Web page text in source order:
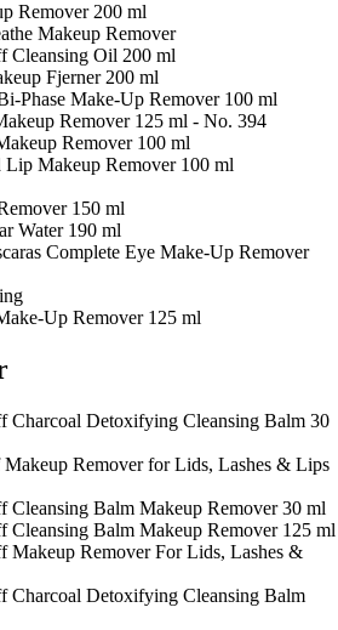
Remover 200 ml
Makeup Remover
Cleansing Oil 200 ml
Fjerner 200 ml
Phase Make-Up Remover 100 ml
Remover 125 ml - No. 394
Remover 100 ml
Makeup Remover 100 ml
150 ml
Water 190 ml
Complete Eye Make-Up Remover
Up Remover 125 ml
Charcoal Detoxifying Cleansing Balm 30
Remover for Lids, Lashes & Lips
Cleansing Balm Makeup Remover 30 ml
Cleansing Balm Makeup Remover 125 ml
Makeup Remover For Lids, Lashes &
Charcoal Detoxifying Cleansing Balm